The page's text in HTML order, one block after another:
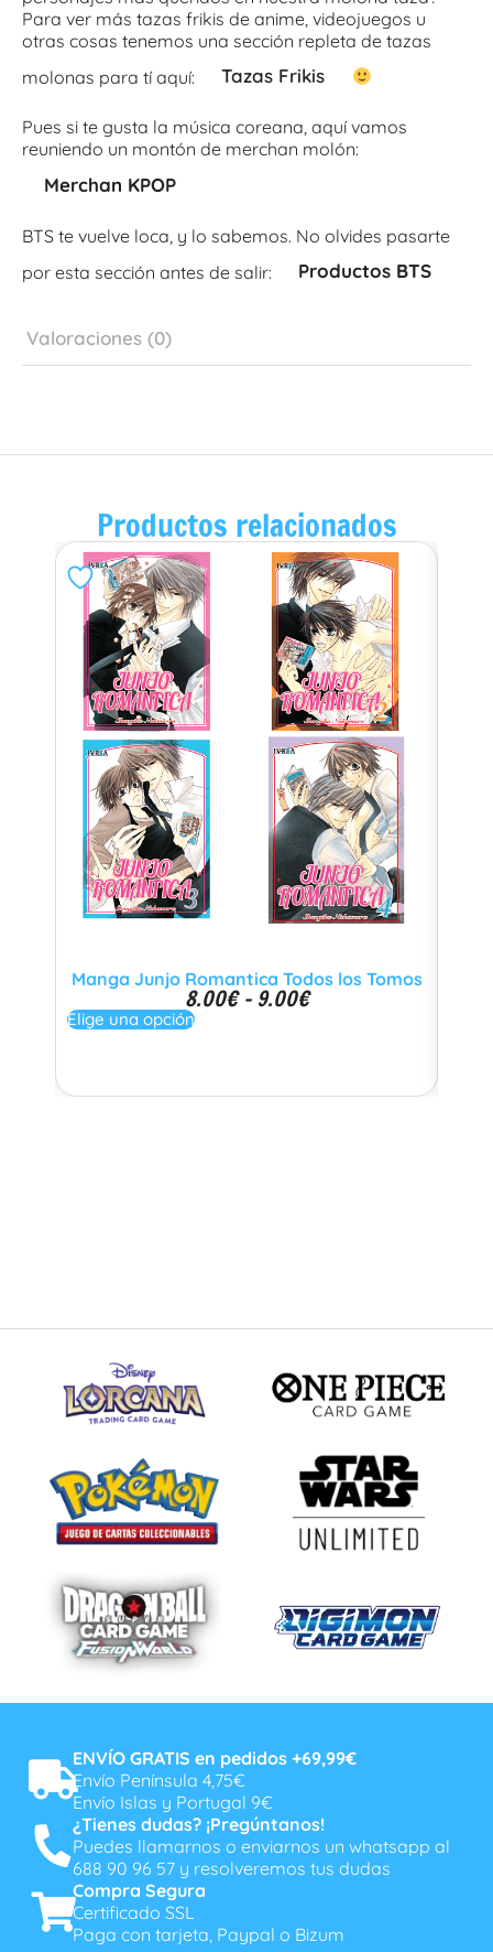
Para ver más tazas frikis de anime, videojuegos u
otras cosas tenemos una sección repleta de tazas
molonas para tí aquí:
Tazas Frikis
Pues si te gusta la música coreana, aquí vamos
reuniendo un montón de merchan molón:
Merchan KPOP
BTS te vuelve loca, y lo sabemos. No olvides pasarte
por esta sección antes de salir:
Productos BTS
Valoraciones (0)
Productos relacionados
Manga Junjo Romantica Todos los Tomos
8.00€ - 9.00€
Elige una opción
ENVÍO GRATIS en pedidos +69,99€
Envío Península 4,75€
Envío Islas y Portugal 9€
¿Tienes dudas? ¡Pregúntanos!
Puedes llamarnos o enviarnos un whatsapp al
688 90 96 57 y resolveremos tus dudas
Compra Segura
Certificado SSL
Paga con tarjeta, Paypal o Bizum